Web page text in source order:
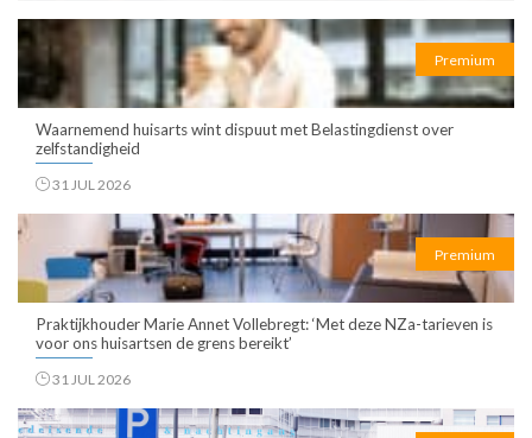
Premium
Waarnemend huisarts wint dispuut met Belastingdienst over
zelfstandigheid
31 JUL 2026
Premium
Praktijkhouder Marie Annet Vollebregt: ‘Met deze NZa-tarieven is
voor ons huisartsen de grens bereikt’
31 JUL 2026